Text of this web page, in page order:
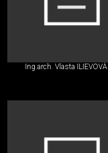
Ing.arch. Vlasta ILIEVOVÁ